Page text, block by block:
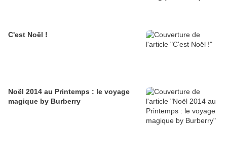
C'est Noël !
Noël 2014 au Printemps : le voyage
magique by Burberry